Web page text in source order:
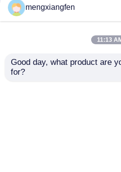
Q235 καμμμένος
χάλυβα σταθερός
mengxiangfen
11:13
Good day, what product are
for?